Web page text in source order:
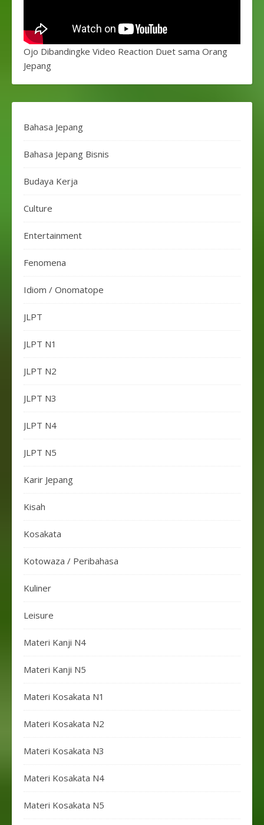
Ojo Dibandingke Video Reaction Duet sama Orang
Jepang
Bahasa Jepang
Bahasa Jepang Bisnis
Budaya Kerja
Culture
Entertainment
Fenomena
Idiom / Onomatope
JLPT
JLPT N1
JLPT N2
JLPT N3
JLPT N4
JLPT N5
Karir Jepang
Kisah
Kosakata
Kotowaza / Peribahasa
Kuliner
Leisure
Materi Kanji N4
Materi Kanji N5
Materi Kosakata N1
Materi Kosakata N2
Materi Kosakata N3
Materi Kosakata N4
Materi Kosakata N5